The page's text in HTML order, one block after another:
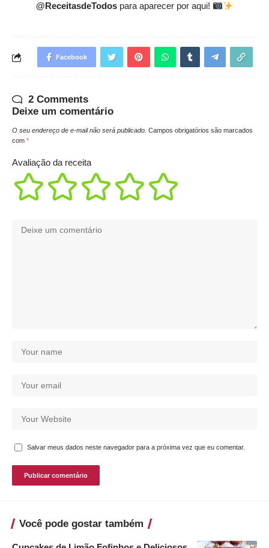
@ReceitasdeTodospara aparecer por aqui!
Facebook
2 Comments
Deixe um comentário
O seu endereço de e-mail não será publicado. Campos obrigatórios são marcados
com *
Avaliação da receita
Salvar meus dados neste navegador para a próxima vez que eu comentar.
Você pode gostar também